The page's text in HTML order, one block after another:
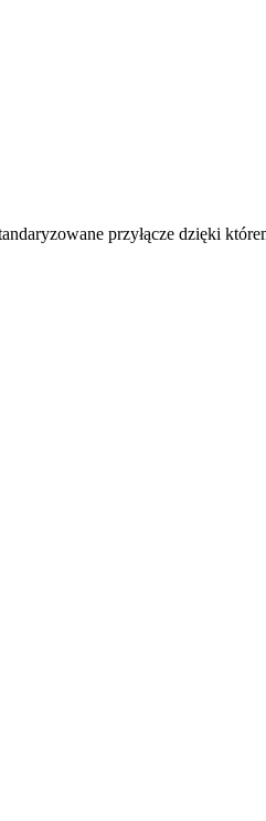
przyłącze dzięki